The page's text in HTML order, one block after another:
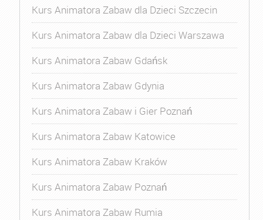
Kurs Animatora Zabaw dla Dzieci Szczecin
Kurs Animatora Zabaw dla Dzieci Warszawa
Kurs Animatora Zabaw Gdańsk
Kurs Animatora Zabaw Gdynia
Kurs Animatora Zabaw i Gier Poznań
Kurs Animatora Zabaw Katowice
Kurs Animatora Zabaw Kraków
Kurs Animatora Zabaw Poznań
Kurs Animatora Zabaw Rumia